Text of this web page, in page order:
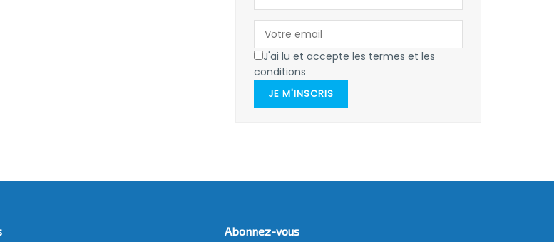
J'ai lu et accepte les termes et les
conditions
JE M'INSCRIS